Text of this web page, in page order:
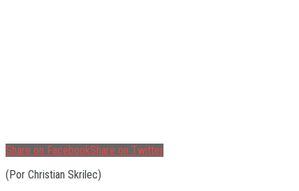
Share on FacebookShare on Twitter
(Por Christian Skrilec)